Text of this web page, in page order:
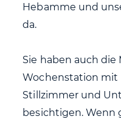
Hebamme und
da.
Sie haben auch die
Wochenstation mit
Stillzimmer und
besichtigen. Wenn